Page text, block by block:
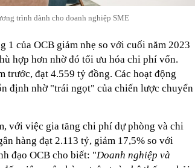
trình dành cho doanh nghiệp SME
của OCB giảm nhẹ so với cuối năm 2023
hợp hơn nhờ đó tối ưu hóa chi phí vốn.
trước, đạt 4.559 tỷ đồng. Các hoạt động
định nhờ "trái ngọt" của chiến lược chuyển
với việc gia tăng chi phí dự phòng và chi
hàng đạt 2.113 tỷ, giảm 17,5% so với
đạo OCB cho biết: "Doanh nghiệp và